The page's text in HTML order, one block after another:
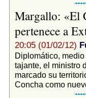
Margallo: «El
pertenece a
20:05 (01/02/12)
Diplomático,
tajante, el ministro
marcado su
Concha como